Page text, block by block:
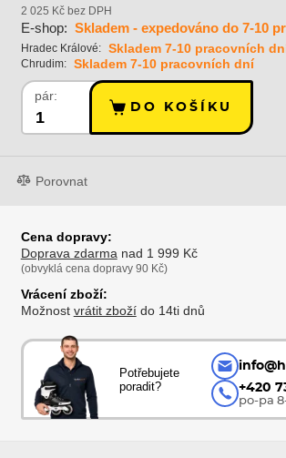
2 025 Kč bez DPH
E-shop: Skladem - expedováno do 7-10
Hradec Králové: Skladem 7-10 pracovních
Chrudim: Skladem 7-10 pracovních dní
pár:
DO KOŠÍKU
Porovnat
Cena dopravy:
Doprava zdarma nad 1 999 Kč
(obvyklá cena dopravy 90 Kč)
Vrácení zboží:
Možnost vrátit zbožído 14ti dnů
Potřebujete
poradit?
+420
po-pa